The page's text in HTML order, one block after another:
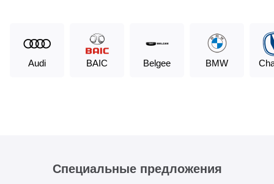
Audi BAIC Belgee BMW
Специальные предложения